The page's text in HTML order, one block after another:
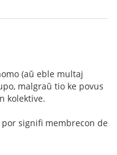
(aŭ eble multaj
malgraŭ tio ke povus
kolektive.
signifi membrecon de